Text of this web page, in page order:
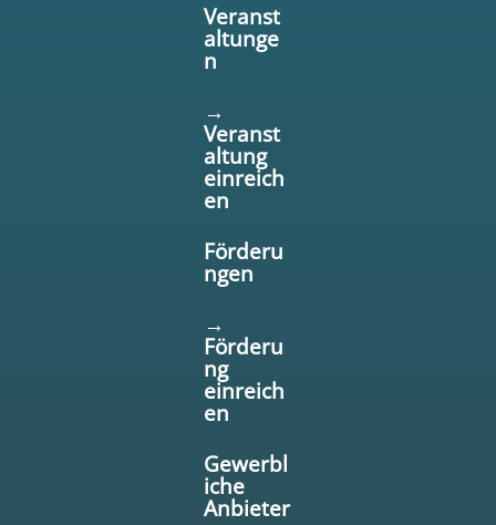
Veranst
altunge
n
→
Veranst
altung
einreich
en
Förderu
ngen
→
Förderu
ng
einreich
en
Gewerbl
iche
Anbieter